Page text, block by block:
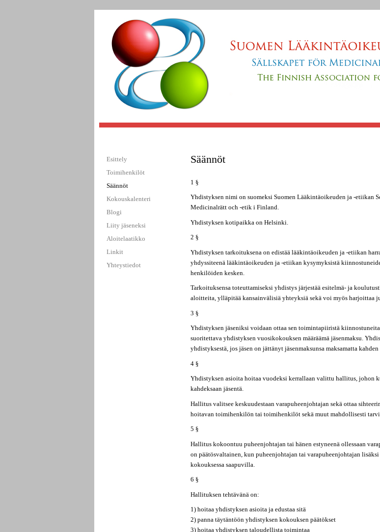
Säännöt
1 §
Yhdistyksen nimi on suomeksi Suomen Lääkintäoikeuden ja -etiikan
Medicinalrätt och -etik i Finland.
Yhdistyksen kotipaikka on Helsinki.
2 §
Yhdistyksen tarkoituksena on edistää lääkintäoikeuden ja -etiikan
yhdyssiteenä lääkintäoikeuden ja -etiikan kysymyksistä
henkilöiden kesken.
Tarkoituksensa toteuttamiseksi yhdistys järjestää esitelmä- ja
aloitteita, ylläpitää kansainvälisiä yhteyksiä sekä voi myös harjoittaa
3 §
Yhdistyksen jäseniksi voidaan ottaa sen toimintapiiristä
suoritettava yhdistyksen vuosikokouksen määräämä jäsenmaksu.
yhdistyksestä, jos jäsen on jättänyt jäsenmaksunsa maksamatta
4 §
Yhdistyksen asioita hoitaa vuodeksi kerrallaan valittu hallitus, johon
kahdeksaan jäsentä.
Hallitus valitsee keskuudestaan varapuheenjohtajan sekä ottaa
hoitavan toimihenkilön tai toimihenkilöt sekä muut mahdollisesti
5 §
Hallitus kokoontuu puheenjohtajan tai hänen estyneenä ollessaan
on päätösvaltainen, kun puheenjohtajan tai varapuheenjohtajan
kokouksessa saapuvilla.
6 §
Hallituksen tehtävänä on:
1) hoitaa yhdistyksen asioita ja edustaa sitä
2) panna täytäntöön yhdistyksen kokouksen päätökset
3) hoitaa yhdistyksen taloudellista toimintaa
Esittely
Toimihenkilöt
Säännöt
Kokouskalenteri
Blogi
Liity jäseneksi
Aloitelaatikko
Linkit
Yhteystiedot